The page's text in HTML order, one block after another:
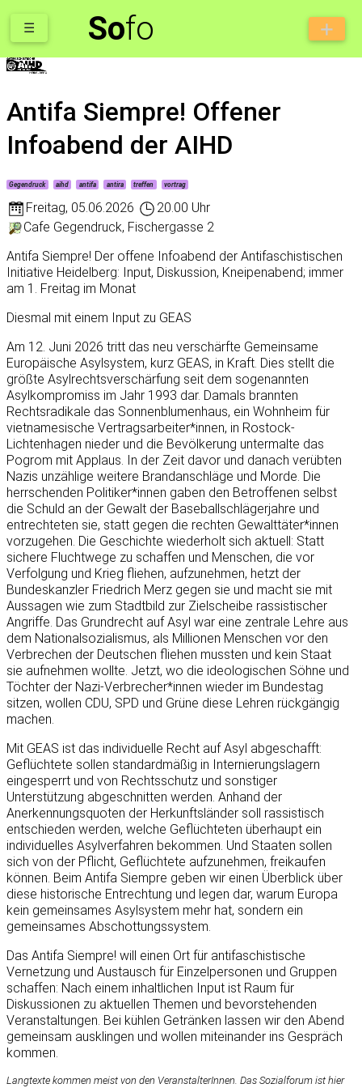
Sofo
☰
Antifa Siempre! Offener
Infoabend der AIHD
Gegendruck aihd antifa antira treffen vortrag
Freitag, 05.06.2026
20.00 Uhr
Cafe Gegendruck, Fischergasse 2
Antifa Siempre! Der offene Infoabend der Antifaschistischen
Initiative Heidelberg: Input, Diskussion, Kneipenabend; immer
am 1. Freitag im Monat
Diesmal mit einem Input zu GEAS
Am 12. Juni 2026 tritt das neu verschärfte Gemeinsame
Europäische Asylsystem, kurz GEAS, in Kraft. Dies stellt die
größte Asylrechtsverschärfung seit dem sogenannten
Asylkompromiss im Jahr 1993 dar. Damals brannten
Rechtsradikale das Sonnenblumenhaus, ein Wohnheim für
vietnamesische Vertragsarbeiter*innen, in Rostock-
Lichtenhagen nieder und die Bevölkerung untermalte das
Pogrom mit Applaus. In der Zeit davor und danach verübten
Nazis unzählige weitere Brandanschläge und Morde. Die
herrschenden Politiker*innen gaben den Betroffenen selbst
die Schuld an der Gewalt der Baseballschlägerjahre und
entrechteten sie, statt gegen die rechten Gewalttäter*innen
vorzugehen. Die Geschichte wiederholt sich aktuell: Statt
sichere Fluchtwege zu schaffen und Menschen, die vor
Verfolgung und Krieg fliehen, aufzunehmen, hetzt der
Bundeskanzler Friedrich Merz gegen sie und macht sie mit
Aussagen wie zum Stadtbild zur Zielscheibe rassistischer
Angriffe. Das Grundrecht auf Asyl war eine zentrale Lehre aus
dem Nationalsozialismus, als Millionen Menschen vor den
Verbrechen der Deutschen fliehen mussten und kein Staat
sie aufnehmen wollte. Jetzt, wo die ideologischen Söhne und
Töchter der Nazi-Verbrecher*innen wieder im Bundestag
sitzen, wollen CDU, SPD und Grüne diese Lehren rückgängig
machen.
Mit GEAS ist das individuelle Recht auf Asyl abgeschafft:
Geflüchtete sollen standardmäßig in Internierungslagern
eingesperrt und von Rechtsschutz und sonstiger
Unterstützung abgeschnitten werden. Anhand der
Anerkennungsquoten der Herkunftsländer soll rassistisch
entschieden werden, welche Geflüchteten überhaupt ein
individuelles Asylverfahren bekommen. Und Staaten sollen
sich von der Pflicht, Geflüchtete aufzunehmen, freikaufen
können. Beim Antifa Siempre geben wir einen Überblick über
diese historische Entrechtung und legen dar, warum Europa
kein gemeinsames Asylsystem mehr hat, sondern ein
gemeinsames Abschottungssystem.
Das Antifa Siempre! will einen Ort für antifaschistische
Vernetzung und Austausch für Einzelpersonen und Gruppen
schaffen: Nach einem inhaltlichen Input ist Raum für
Diskussionen zu aktuellen Themen und bevorstehenden
Veranstaltungen. Bei kühlen Getränken lassen wir den Abend
gemeinsam ausklingen und wollen miteinander ins Gespräch
kommen.
Langtexte kommen meist von den VeranstalterInnen. Das Sozialforum ist hier